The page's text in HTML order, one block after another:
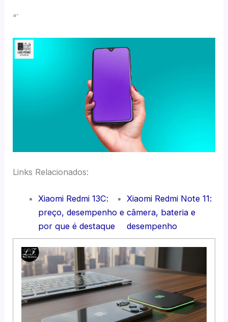
“`
Links Relacionados:
Xiaomi Redmi 13C:
preço, desempenho e
por que é destaque
Xiaomi Redmi Note 11:
câmera, bateria e
desempenho